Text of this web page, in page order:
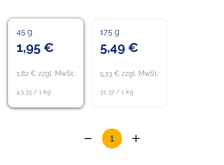
45 g
1,95 €
1,82 € zzgl. MwSt.
43,33 / 1 kg
175 g
5,49 €
5,13 € zzgl. MwSt.
31,37 / 1 kg